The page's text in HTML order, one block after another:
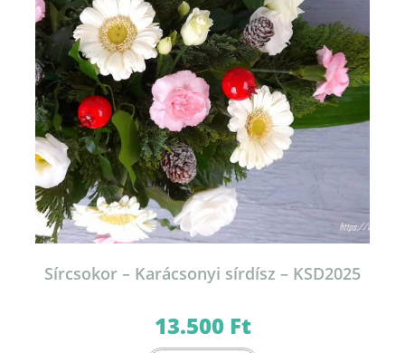
Sírcsokor – Karácsonyi sírdísz – KSD2025
13.500 Ft